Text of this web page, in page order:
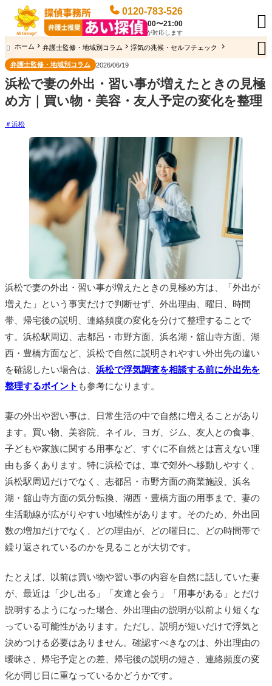
0120-783-526
受付時間 / 年中無休 / 9:00〜21:00
専門のオペレーターが対応します


 ホーム 弁護士監修・地域別コラム 浮気の兆候・セルフチェック
弁護士監修・地域別コラム 2026/06/19
浜松で妻の外出・習い事が増えたときの見極
め方｜買い物・美容・友人予定の変化を整理
浜松
浜松で妻の外出・習い事が増えたときの見極め方は、「外出が
増えた」という事実だけで判断せず、外出理由、曜日、時間
帯、帰宅後の説明、連絡頻度の変化を分けて整理することで
す。浜松駅周辺、志都呂・市野方面、浜名湖・舘山寺方面、湖
西・豊橋方面など、浜松で自然に説明されやすい外出先の違い
を確認したい場合は、 浜松で浮気調査を相談する前に外出先を
整理するポイント も参考になります。
妻の外出や習い事は、日常生活の中で自然に増えることがあり
ます。買い物、美容院、ネイル、ヨガ、ジム、友人との食事、
子どもや家族に関する用事など、すぐに不自然とは言えない理
由も多くあります。特に浜松では、車で郊外へ移動しやすく、
浜松駅周辺だけでなく、志都呂・市野方面の商業施設、浜名
湖・舘山寺方面の気分転換、湖西・豊橋方面の用事まで、妻の
生活動線が広がりやすい地域性があります。そのため、外出回
数の増加だけでなく、どの理由が、どの曜日に、どの時間帯で
繰り返されているのかを見ることが大切です。
たとえば、以前は買い物や習い事の内容を自然に話していた妻
が、最近は「少し出る」「友達と会う」「用事がある」とだけ
説明するようになった場合、外出理由の説明が以前より短くな
っている可能性があります。ただし、説明が短いだけで浮気と
決めつける必要はありません。確認すべきなのは、外出理由の
曖昧さ、帰宅予定との差、帰宅後の説明の短さ、連絡頻度の変
化が同じ日に重なっているかどうかです。